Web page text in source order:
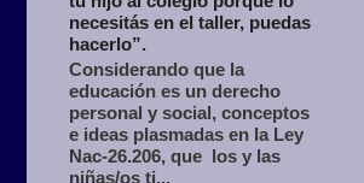
necesitás en el taller, puedas
hacerlo”.
Considerando que la
educación es un derecho
personal y social, conceptos
e ideas plasmadas en la Ley
Nac-26.206, que los y las
niñas/os ti...